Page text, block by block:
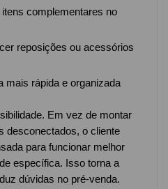
complementares no
reposições ou acessórios
mais rápida e organizada
Em vez de montar
desconectados, o cliente
para funcionar melhor
específica. Isso torna a
dúvidas no pré-venda.